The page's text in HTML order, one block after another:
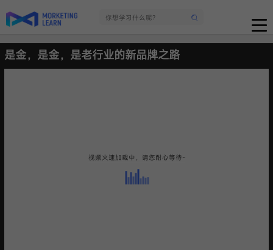
是金，是金，是老行业的新品牌之路
视频火速加载中，请您耐心等待~